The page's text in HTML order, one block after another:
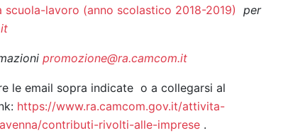
lavoro (anno scolastico 2018-2019) per
promozione@ra.camcom.it
le email sopra indicate o a collegarsi al
https://www.ra.camcom.gov.it/attivita-
contributi-rivolti-alle-imprese .